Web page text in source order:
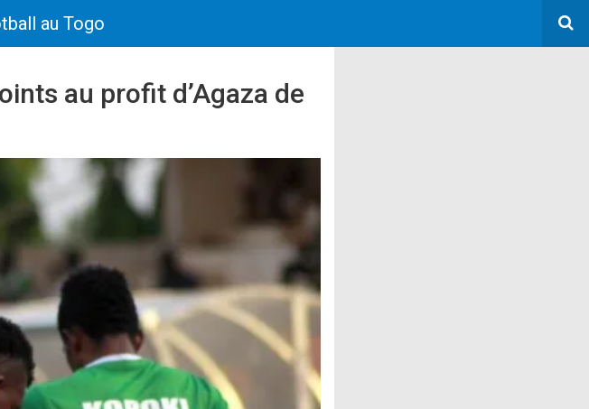
au Togo
au profit d’Agaza de